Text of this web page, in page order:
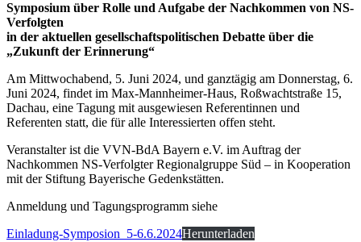
Symposium über Rolle und Aufgabe der Nachkommen von NS-
Verfolgten
in der aktuellen gesellschaftspolitischen Debatte über die
„Zukunft der Erinnerung“
Am Mittwochabend, 5. Juni 2024, und ganztägig am Donnerstag, 6.
Juni 2024, findet im Max-Mannheimer-Haus, Roßwachtstraße 15,
Dachau, eine Tagung mit ausgewiesen Referentinnen und
Referenten statt, die für alle Interessierten offen steht.
Veranstalter ist die VVN-BdA Bayern e.V. im Auftrag der
Nachkommen NS-Verfolgter Regionalgruppe Süd – in Kooperation
mit der Stiftung Bayerische Gedenkstätten.
Anmeldung und Tagungsprogramm siehe
Einladung-Symposion_5-6.6.2024Herunterladen